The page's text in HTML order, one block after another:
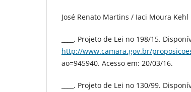
José Renato Martins / Iaci Moura
____. Projeto de Lei no 198/15.
http://www.camara.gov.br/
ao=945940. Acesso em: 20/03/16.
____. Projeto de Lei no 130/99.